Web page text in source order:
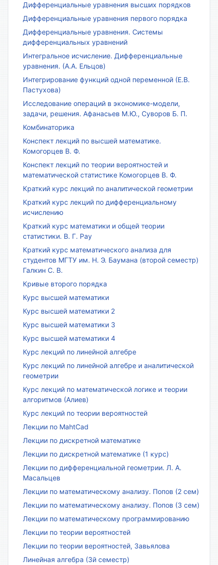
Дифференциальные уравнения высших порядков
Дифференциальные уравнения первого порядка
Дифференциальные уравнения. Системы
дифференциальных уравнений
Интегральное исчисление. Дифференциальные
уравнения. (А.А. Ельцов)
Интегрирование функций одной переменной (Е.В.
Пастухова)
Исследование операций в экономике-модели,
задачи, решения. Афанасьев М.Ю., Суворов Б. П.
Комбинаторика
Конспект лекций по высшей математике.
Комогорцев В. Ф.
Конспект лекций по теории вероятностей и
математической статистике Комогорцев В. Ф.
Краткий курс лекций по аналитической геометрии
Краткий курс лекций по дифференциальному
исчислению
Краткий курс математики и общей теории
статистики. В. Г. Рау
Краткий курс математического анализа для
студентов МГТУ им. Н. Э. Баумана (второй семестр)
Галкин С. В.
Кривые второго порядка
Курс высшей математики
Курс высшей математики 2
Курс высшей математики 3
Курс высшей математики 4
Курс лекций по линейной алгебре
Курс лекций по линейной алгебре и аналитической
геометрии
Курс лекций по математической логике и теории
алгоритмов (Алиев)
Курс лекций по теории вероятностей
Лекции по MahtCad
Лекции по дискретной математике
Лекции по дискретной математике (1 курс)
Лекции по дифференциальной геометрии. Л. А.
Масальцев
Лекции по математическому анализу. Попов (2 сем)
Лекции по математическому анализу. Попов (3 сем)
Лекции по математическому программированию
Лекции по теории вероятностей
Лекции по теории вероятностей, Завьялова
Линейная алгебра (3й семестр)